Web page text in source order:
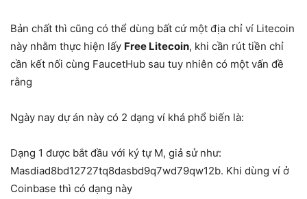
Bản chất thì cũng có thể dùng bất cứ một địa chỉ ví Litecoin
này nhằm thực hiện lấy Free Litecoin, khi cần rút tiền chỉ
cần kết nối cùng FaucetHub sau tuy nhiên có một vấn đề
rằng
Ngày nay dự án này có 2 dạng ví khá phổ biến là:
Dạng 1 được bắt đầu với ký tự M, giả sử như:
Masdiad8bd12727tq8dasbd9q7wd79qw12b. Khi dùng ví ở
Coinbase thì có dạng này